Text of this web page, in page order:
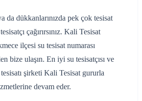
da dükkanlarınızda pek çok tesisat
çağırırsınız. Kali Tesisat
ilçesi su tesisat numarası
bize ulaşın. En iyi su tesisatçısı ve
şirketi Kali Tesisat gururla
devam eder.